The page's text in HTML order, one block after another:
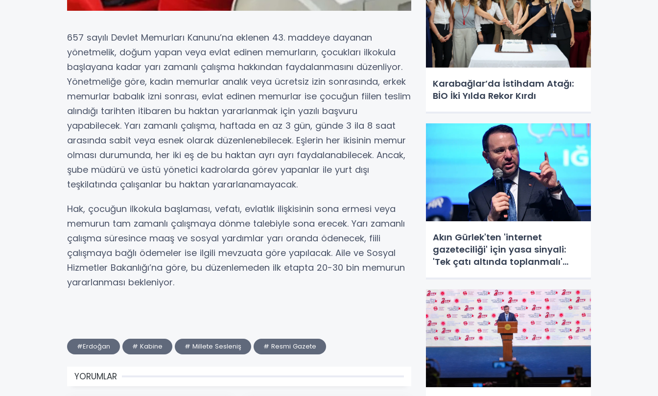
657 sayılı Devlet Memurları Kanunu’na eklenen 43. maddeye dayanan
yönetmelik, doğum yapan veya evlat edinen memurların, çocukları ilkokula
başlayana kadar yarı zamanlı çalışma hakkından faydalanmasını düzenliyor.
Yönetmeliğe göre, kadın memurlar analık veya ücretsiz izin sonrasında, erkek
memurlar babalık izni sonrası, evlat edinen memurlar ise çocuğun fiilen teslim
alındığı tarihten itibaren bu haktan yararlanmak için yazılı başvuru
yapabilecek. Yarı zamanlı çalışma, haftada en az 3 gün, günde 3 ila 8 saat
arasında sabit veya esnek olarak düzenlenebilecek. Eşlerin her ikisinin memur
olması durumunda, her iki eş de bu haktan ayrı ayrı faydalanabilecek. Ancak,
şube müdürü ve üstü yönetici kadrolarda görev yapanlar ile yurt dışı
teşkilatında çalışanlar bu haktan yararlanamayacak.
Hak, çocuğun ilkokula başlaması, vefatı, evlatlık ilişkisinin sona ermesi veya
memurun tam zamanlı çalışmaya dönme talebiyle sona erecek. Yarı zamanlı
çalışma süresince maaş ve sosyal yardımlar yarı oranda ödenecek, fiili
çalışmaya bağlı ödemeler ise ilgili mevzuata göre yapılacak. Aile ve Sosyal
Hizmetler Bakanlığı’na göre, bu düzenlemeden ilk etapta 20-30 bin memurun
yararlanması bekleniyor.
#Erdoğan # Kabine # Millete Sesleniş # Resmi Gazete
YORUMLAR
Karabağlar’da İstihdam Atağı:
BİO İki Yılda Rekor Kırdı
Akın Gürlek'ten 'internet
gazeteciliği' için yasa sinyali:
'Tek çatı altında toplanmalı'